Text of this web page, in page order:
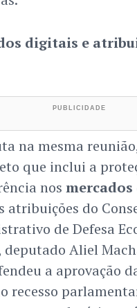
digitais e
na mesma
que inclui a
nos
atribuições do
de Defesa
deputado Aliel
a aprovação
recesso